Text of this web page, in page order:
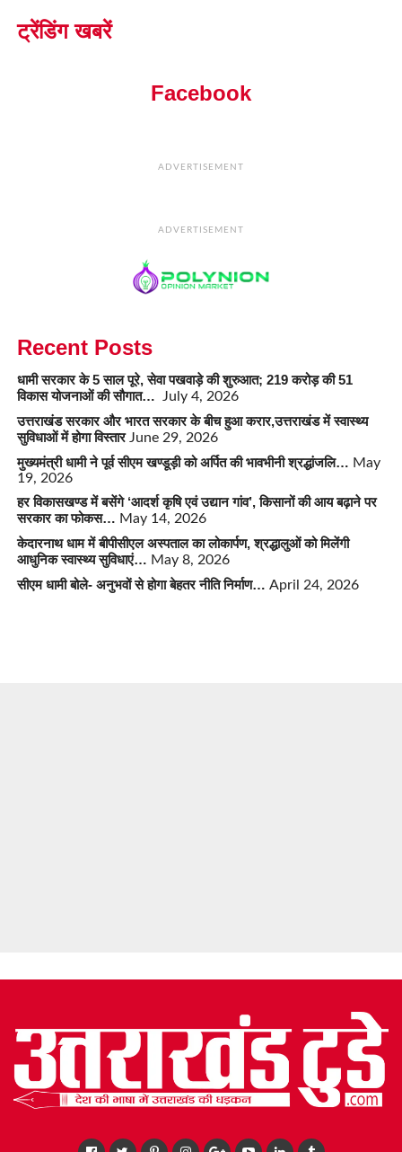
ट्रेंडिंग खबरें
Facebook
ADVERTISEMENT
ADVERTISEMENT
Recent Posts
धामी सरकार के 5 साल पूरे, सेवा पखवाड़े की शुरुआत; 219 करोड़ की 51
विकास योजनाओं की सौगात…
July 4, 2026
उत्तराखंड सरकार और भारत सरकार के बीच हुआ करार,उत्तराखंड में स्वास्थ्य
सुविधाओं में होगा विस्तार June 29, 2026
मुख्यमंत्री धामी ने पूर्व सीएम खण्डूड़ी को अर्पित की भावभीनी श्रद्धांजलि… May
19, 2026
हर विकासखण्ड में बसेंगे ‘आदर्श कृषि एवं उद्यान गांव’, किसानों की आय बढ़ाने पर
सरकार का फोकस… May 14, 2026
केदारनाथ धाम में बीपीसीएल अस्पताल का लोकार्पण, श्रद्धालुओं को मिलेंगी
आधुनिक स्वास्थ्य सुविधाएं… May 8, 2026
सीएम धामी बोले- अनुभवों से होगा बेहतर नीति निर्माण… April 24, 2026